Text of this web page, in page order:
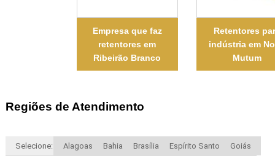
Empresa que faz
retentores em
Ribeirão Branco
Retentores
indústria em
Mutum
Regiões de Atendimento
Selecione: Alagoas Bahia Brasília Espírito Santo Goiás